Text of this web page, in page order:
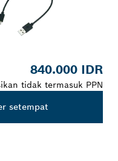
840.000 IDR
tidak termasuk PPN
setempat